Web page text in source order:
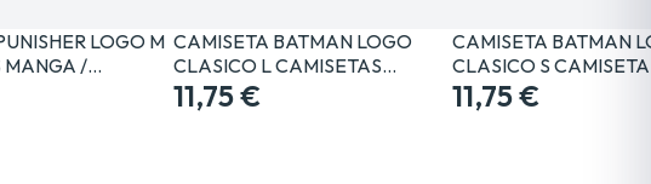
LOGO M
MANGA /…
CAMISETA BATMAN LOGO
CLASICO L CAMISETAS…
11,75 €
CAMISETA BATMAN
CLASICO S
11,75 €